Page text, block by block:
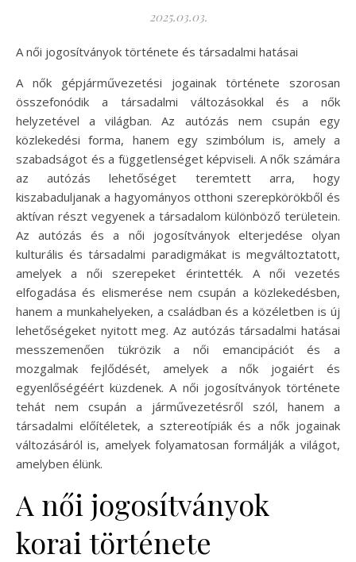
2025.03.03.
A női jogosítványok története és társadalmi hatásai
A nők gépjárművezetési jogainak története szorosan
összefonódik a társadalmi változásokkal és a nők
helyzetével a világban. Az autózás nem csupán egy
közlekedési forma, hanem egy szimbólum is, amely a
szabadságot és a függetlenséget képviseli. A nők számára
az autózás lehetőséget teremtett arra, hogy
kiszabaduljanak a hagyományos otthoni szerepkörökből és
aktívan részt vegyenek a társadalom különböző területein.
Az autózás és a női jogosítványok elterjedése olyan
kulturális és társadalmi paradigmákat is megváltoztatott,
amelyek a női szerepeket érintették. A női vezetés
elfogadása és elismerése nem csupán a közlekedésben,
hanem a munkahelyeken, a családban és a közéletben is új
lehetőségeket nyitott meg. Az autózás társadalmi hatásai
messzemenően tükrözik a női emancipációt és a
mozgalmak fejlődését, amelyek a nők jogaiért és
egyenlőségéért küzdenek. A női jogosítványok története
tehát nem csupán a járművezetésről szól, hanem a
társadalmi előítéletek, a sztereotípiák és a nők jogainak
változásáról is, amelyek folyamatosan formálják a világot,
amelyben élünk.
A női jogosítványok
korai története